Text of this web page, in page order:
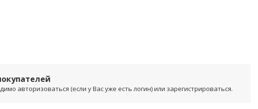
авторизоваться (если у Вас уже есть логин) или зарегистрироваться.